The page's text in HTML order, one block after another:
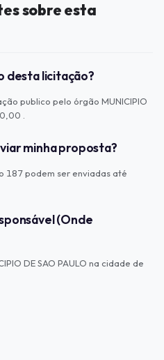
sobre esta
desta licitação?
publico pelo órgão MUNICIPIO
.
minha proposta?
187 podem ser enviadas até
(Onde
DE SAO PAULO na cidade de